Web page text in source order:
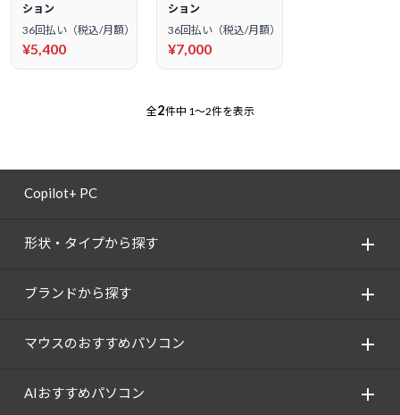
ション
36回払い（税込/月額）
¥5,400
ション
36回払い（税込/月額）
¥7,000
全2件中 1～2件を表示
Copilot+ PC
形状・タイプから探す
ブランドから探す
マウスのおすすめパソコン
AIおすすめパソコン